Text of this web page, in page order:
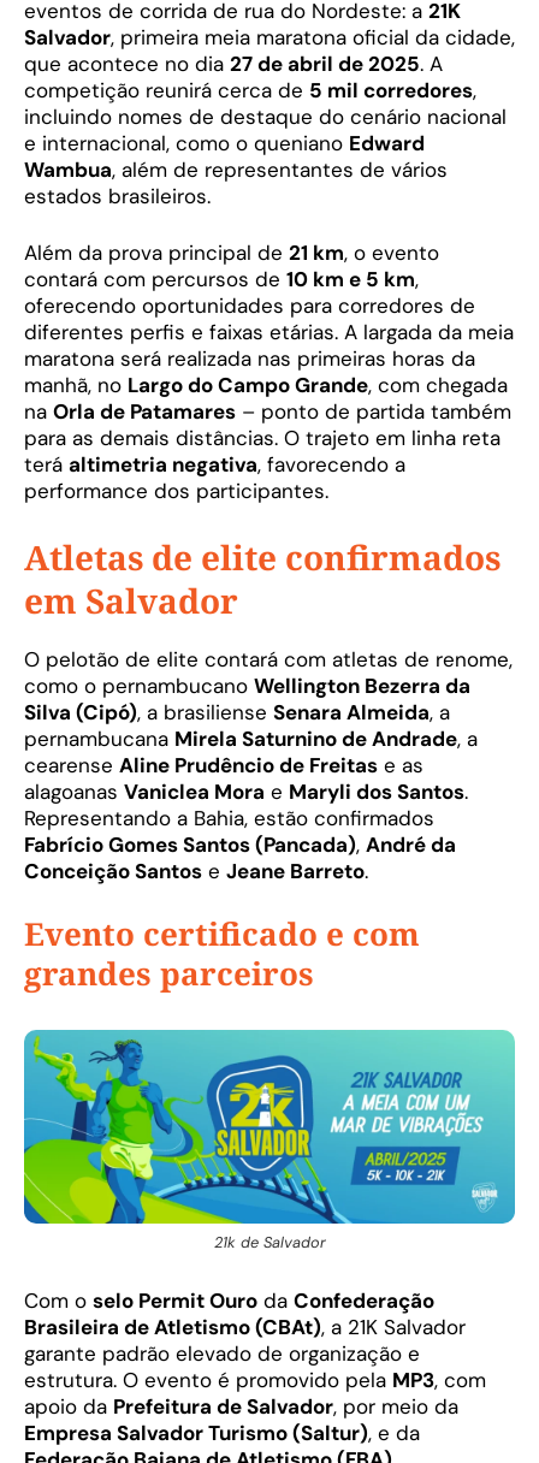
eventos de corrida de rua do Nordeste: a 21K
Salvador, primeira meia maratona oficial da cidade,
que acontece no dia 27 de abril de 2025. A
competição reunirá cerca de 5 mil corredores,
incluindo nomes de destaque do cenário nacional
e internacional, como o queniano Edward
Wambua, além de representantes de vários
estados brasileiros.
Além da prova principal de 21 km, o evento
contará com percursos de 10 km e 5 km,
oferecendo oportunidades para corredores de
diferentes perfis e faixas etárias. A largada da meia
maratona será realizada nas primeiras horas da
manhã, no Largo do Campo Grande, com chegada
na Orla de Patamares – ponto de partida também
para as demais distâncias. O trajeto em linha reta
terá altimetria negativa, favorecendo a
performance dos participantes.
Atletas de elite confirmados
em Salvador
O pelotão de elite contará com atletas de renome,
como o pernambucano Wellington Bezerra da
Silva (Cipó), a brasiliense Senara Almeida, a
pernambucana Mirela Saturnino de Andrade, a
cearense Aline Prudêncio de Freitas e as
alagoanas Vaniclea Mora e Maryli dos Santos.
Representando a Bahia, estão confirmados
Fabrício Gomes Santos (Pancada), André da
Conceição Santos e Jeane Barreto.
Evento certificado e com
grandes parceiros
21k de Salvador
Com o selo Permit Ouro da Confederação
Brasileira de Atletismo (CBAt), a 21K Salvador
garante padrão elevado de organização e
estrutura. O evento é promovido pela MP3, com
apoio da Prefeitura de Salvador, por meio da
Empresa Salvador Turismo (Saltur), e da